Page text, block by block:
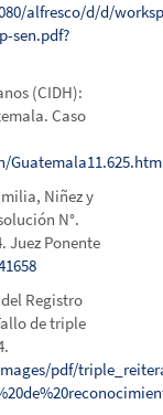
alfresco/d/d/
sen.pdf?
(CIDH):
Caso
Niñez y
N°.
Juez Ponente
Registro
de triple
pdf/